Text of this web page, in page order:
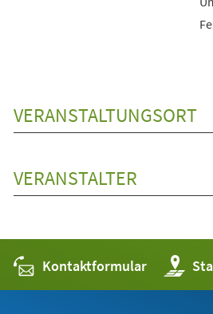
VERANSTALTUNGSORT
VERANSTALTER
Kontaktformular (Öffnet
in
einem